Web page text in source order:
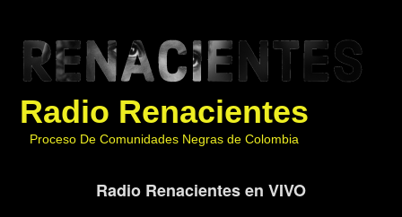
Radio Renacientes
Proceso De Comunidades Negras de Colombia
Radio Renacientes en VIVO